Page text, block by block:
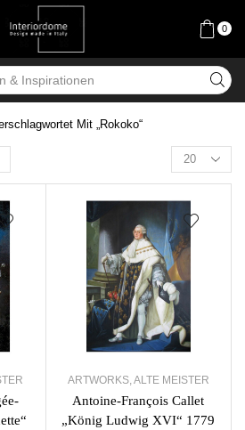
0
Mit „Rokoko“
ARTWORKS,ALTE MEISTER
Antoine-François Callet
„König Ludwig XVI“ 1779